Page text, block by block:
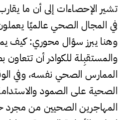
في المجال الصحي عالميًا
وهنا يبرز سؤال محوري: كيف
والمستقبِلة للكوادر أن
الممارس الصحي نفسه، وفي
الصحية على الصمود
المهاجرين الصحيين من مجرد